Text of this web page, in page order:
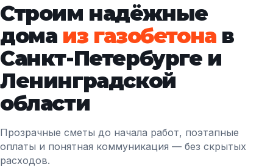
Строим надёжные
дома из газобетонав
Санкт-Петербурге и
Ленинградской
области
Прозрачные сметы до начала работ, поэтапные
оплаты и понятная коммуникация — без скрытых
расходов.